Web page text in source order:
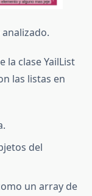
la clase YailList
las listas en
del
un array de